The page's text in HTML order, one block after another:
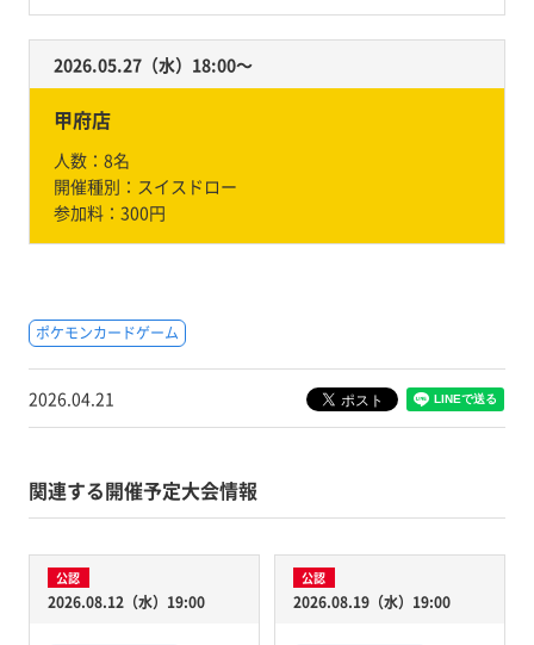
2026.05.27（水）18:00〜
甲府店
人数： 8名
開催種別： スイスドロー
参加料： 300円
ポケモンカードゲーム
2026.04.21
関連する開催予定大会情報
公認
2026.08.12（水）19:00
公認
2026.08.19（水）19:00